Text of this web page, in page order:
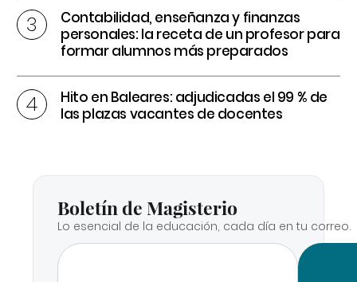
Contabilidad, enseñanza y finanzas
personales: la receta de un profesor para
formar alumnos más preparados
Hito en Baleares: adjudicadas el 99 % de
las plazas vacantes de docentes
Boletín de Magisterio
Lo esencial de la educación, cada día en tu correo.